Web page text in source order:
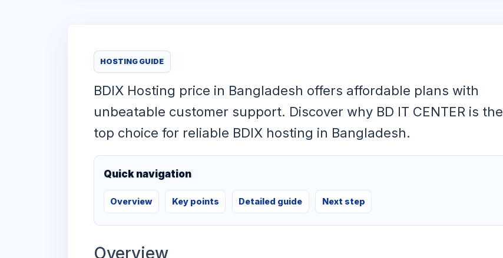
HOSTING GUIDE
BDIX Hosting price in Bangladesh offers affordable plans with
unbeatable customer support. Discover why BD IT CENTER is the
top choice for reliable BDIX hosting in Bangladesh.
Quick navigation
Overview Key points Detailed guide Next step
Overview